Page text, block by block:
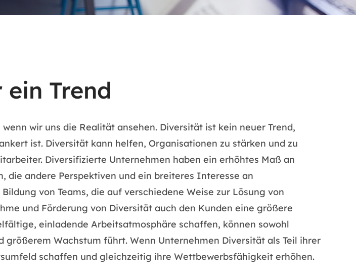
Trend
wir uns die Realität ansehen. Diversität ist kein neuer Trend,
ist. Diversität kann helfen, Organisationen zu stärken und zu
Diversifizierte Unternehmen haben ein erhöhtes Maß an
die andere Perspektiven und ein breiteres Interesse an
von Teams, die auf verschiedene Weise zur Lösung von
und Förderung von Diversität auch den Kunden eine größere
einladende Arbeitsatmosphäre schaffen, können sowohl
Wachstum führt. Wenn Unternehmen Diversität als Teil ihrer
schaffen und gleichzeitig ihre Wettbewerbsfähigkeit erhöhen.